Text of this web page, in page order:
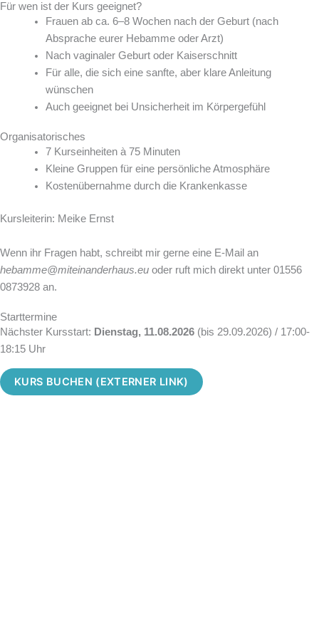
Für wen ist der Kurs geeignet?
Frauen ab ca. 6–8 Wochen nach der Geburt (nach
Absprache eurer Hebamme oder Arzt)
Nach vaginaler Geburt oder Kaiserschnitt
Für alle, die sich eine sanfte, aber klare Anleitung
wünschen
Auch geeignet bei Unsicherheit im Körpergefühl
Organisatorisches
7 Kurseinheiten à 75 Minuten
Kleine Gruppen für eine persönliche Atmosphäre
Kostenübernahme durch die Krankenkasse
Kursleiterin: Meike Ernst
Wenn ihr Fragen habt, schreibt mir gerne eine E-Mail an
hebamme@miteinanderhaus.eu oder ruft mich direkt unter 01556
0873928 an.
Starttermine
Nächster Kursstart: Dienstag, 11.08.2026 (bis 29.09.2026) / 17:00-
18:15 Uhr
KURS BUCHEN (EXTERNER LINK)